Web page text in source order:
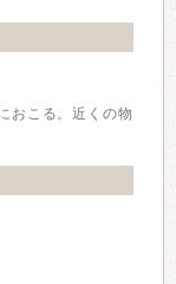
おこる。近くの物